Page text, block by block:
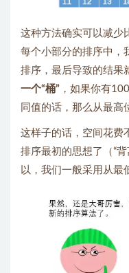
这种方法确实可以减少
每个小部分的排序中，
排序，最后导致的结果
一个“桶” ，如果你有
同值的话，那么从最高
这样子的话，空间花费
排序最初的思想了（“
以，我们一般采用从最